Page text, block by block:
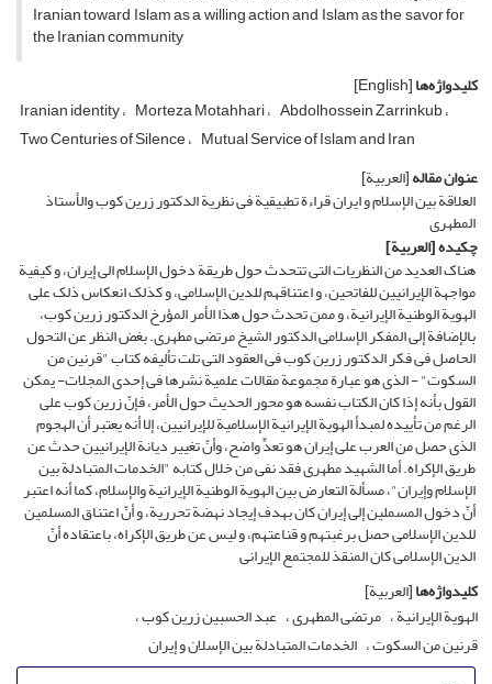
Iranian toward Islam as a willing action and Islam as the savor for
the Iranian community
کلیدواژه‌ها[English]
Iranian identity Morteza Motahhari Abdolhossein Zarrinkub
Two Centuries of Silence Mutual Service of Islam and Iran
عنوان مقاله[العربیة]
العلاقة بین الإسلام و ایران قراءة تطبیقیة فی نظریة الدکتور زرین کوب والأستاذ
المطهری
چکیده[العربیة]
هناک العدید من النظریات التی تتحدث حول طریقة دخول الإسلام الى إیران، و کیفیة
مواجهة الإیرانیین للفاتحین، و اعتناقهم للدین الإسلامی، و کذلک انعکاس ذلک على
الهویة الوطنیة الإیرانیة، و ممن تحدث حول هذا الأمر المؤرخ الدکتور زرین کوب،
بالإضافة إلى المفکر الإسلامی الدکتور الشیخ مرتضى مطهری. بغض النظر عن التحول
الحاصل فی فکر الدکتور زرین کوب فی العقود التی تلت تألیفه کتاب "قرنین من
السکوت" - الذی هو عبارة مجموعة مقالات علمیة نشرها فی إحدى المجلات- یمکن
القول بأنه إذا کان الکتاب نفسه هو محور الحدیث حول الأمر، فإنّ زرین کوب على
الرغم من تأییده لمبدأ الهویة الإیرانیة الإسلامیة للإیرانیین، إلا أنه یعتبر أن الهجوم
الذی حصل من العرب على إیران هو تعدٍّ واضح، وأنّ تغییر دیانة الإیرانیین حدث عن
طریق الإکراه. أما الشهید مطهری فقد نفی من خلال کتابه "الخدمات المتبادلة بین
الإسلام وإیران"، مسألة التعارض بین الهویة الوطنیة الإیرانیة والإسلام، کما أنه اعتبر
أنّ دخول المسملین إلى إیران کان بهدف إیجاد نهضة تحرریة، و أنّ اعتناق المسلمین
للدین الإسلامی حصل برغبتهم و قناعتهم، و لیس عن طریق الإکراه، باعتقاده أنّ
الدین الإسلامی کان المنقذ للمجتمع الإیرانی
کلیدواژه‌ها[العربیة]
الهویة الإیرانیة مرتضى المطهری عبد الحسبین زرین کوب
قرنین من السکوت الخدمات المتبادلة بین الإسلان و إیران